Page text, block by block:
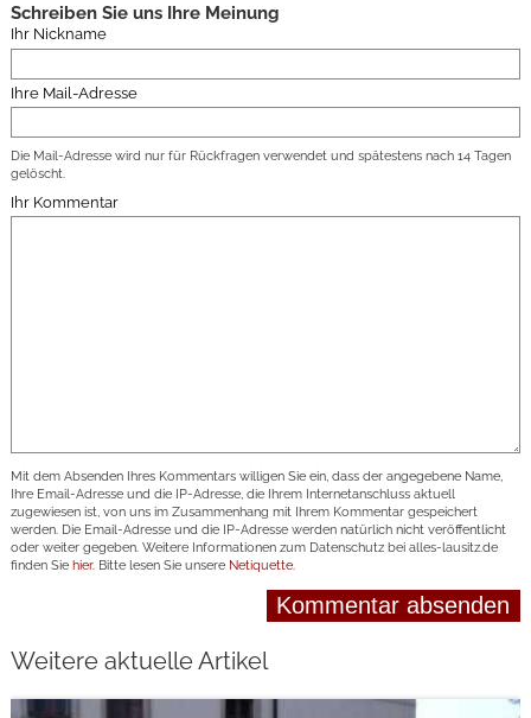
Schreiben Sie uns Ihre Meinung
Ihr Nickname
Ihre Mail-Adresse
Die Mail-Adresse wird nur für Rückfragen verwendet und spätestens nach 14 Tagen
gelöscht.
Ihr Kommentar
Mit dem Absenden Ihres Kommentars willigen Sie ein, dass der angegebene Name,
Ihre Email-Adresse und die IP-Adresse, die Ihrem Internetanschluss aktuell
zugewiesen ist, von uns im Zusammenhang mit Ihrem Kommentar gespeichert
werden. Die Email-Adresse und die IP-Adresse werden natürlich nicht veröffentlicht
oder weiter gegeben. Weitere Informationen zum Datenschutz bei alles-lausitz.de
finden Sie hier. Bitte lesen Sie unsere Netiquette.
Weitere aktuelle Artikel